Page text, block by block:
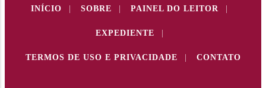
INÍCIO SOBRE PAINEL DO LEITOR
EXPEDIENTE
TERMOS DE USO E PRIVACIDADE CONTATO